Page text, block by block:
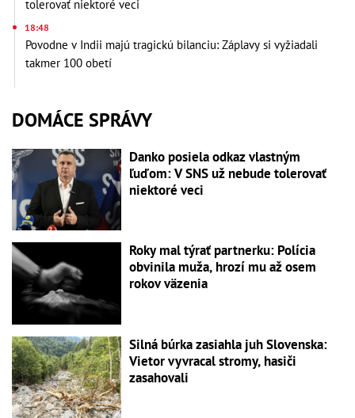
tolerovať niektoré veci
18:48
Povodne v Indii majú tragickú bilanciu: Záplavy si vyžiadali
takmer 100 obetí
DOMÁCE SPRÁVY
Danko posiela odkaz vlastným
ľuďom: V SNS už nebude tolerovať
niektoré veci
Roky mal týrať partnerku: Polícia
obvinila muža, hrozí mu až osem
rokov väzenia
Silná búrka zasiahla juh Slovenska:
Vietor vyvracal stromy, hasiči
zasahovali